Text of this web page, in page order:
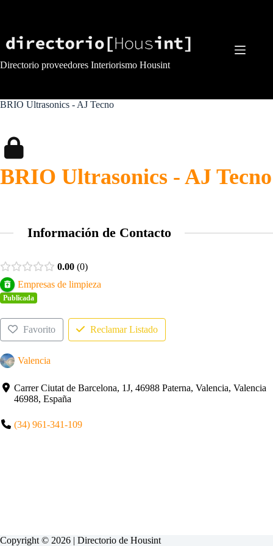
Directorio proveedores Interiorismo Housint
BRIO Ultrasonics - AJ Tecno
BRIO Ultrasonics - AJ Tecno
Información de Contacto
0.00 0
Empresas de limpieza
Publicada
Favorito Reclamar Listado
Valencia
Carrer Ciutat de Barcelona, 1J, 46988 Paterna, Valencia, Valencia
46988, España
(34) 961-341-109
Copyright © 2026 | Directorio de Housint